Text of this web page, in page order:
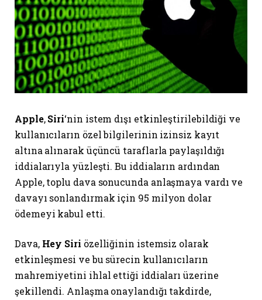
Apple,Siri‘nin istem dışı etkinleştirilebildiği ve
kullanıcıların özel bilgilerinin izinsiz kayıt
altına alınarak üçüncü taraflarla paylaşıldığı
iddialarıyla yüzleşti. Bu iddiaların ardından
Apple, toplu dava sonucunda anlaşmaya vardı ve
davayı sonlandırmak için 95 milyon dolar
ödemeyi kabul etti.
Dava, Hey Siri özelliğinin istemsiz olarak
etkinleşmesi ve bu sürecin kullanıcıların
mahremiyetini ihlal ettiği iddiaları üzerine
şekillendi. Anlaşma onaylandığı takdirde,